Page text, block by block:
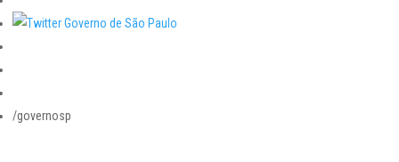
/governosp